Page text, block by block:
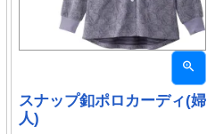
スナップ釦ポロカーディ(婦
人)